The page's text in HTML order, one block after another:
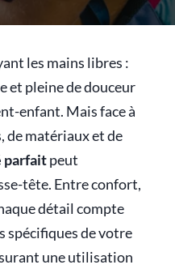
les mains libres :
et pleine de douceur
enfant. Mais face à
de matériaux et de
parfaitpeut
tête. Entre confort,
détail compte
spécifiques de votre
une utilisation